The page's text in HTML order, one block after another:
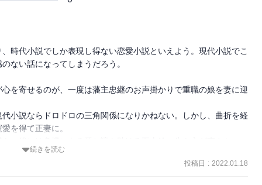
時代小説でしか表現し得ない恋愛小説といえよう。現代小説でこ
ない話になってしまうだろう。
を寄せるのが、一度は藩主忠継のお声掛かりで重職の娘を妻に迎
小説ならドロドロの三角関係になりかねない。しかし、曲折を経
を得て正妻に。
ないか。
いが最後必ず叶うという姿勢があり、読後の充足感に満たされ、
続きを読む
投稿日 : 2022.01.18